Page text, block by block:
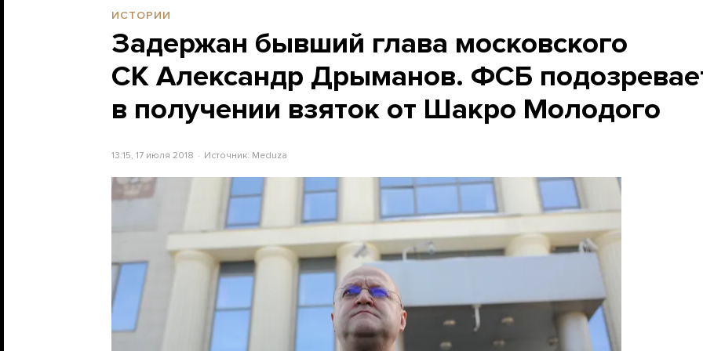
ИСТОРИИ
Задержан бывший глава московского
СК Александр Дрыманов. ФСБ
в получении взяток от Шакро Молодого
13:15, 17 июля 2018 Источник: Meduza